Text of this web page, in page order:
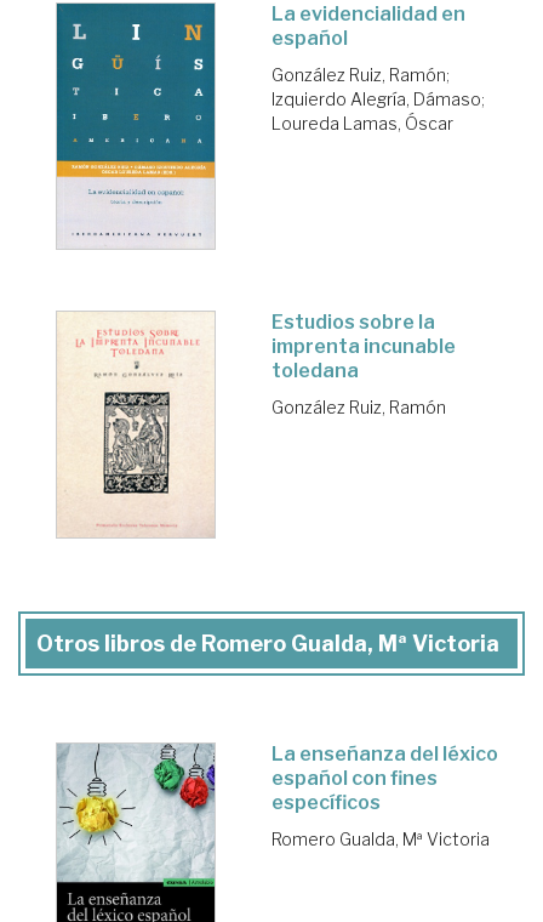
La evidencialidad en
español
González Ruiz, Ramón;
Izquierdo Alegría, Dámaso;
Loureda Lamas, Óscar
Estudios sobre la
imprenta incunable
toledana
González Ruiz, Ramón
Otros libros de Romero Gualda, Mª Victoria
La enseñanza del léxico
español con fines
específicos
Romero Gualda, Mª Victoria